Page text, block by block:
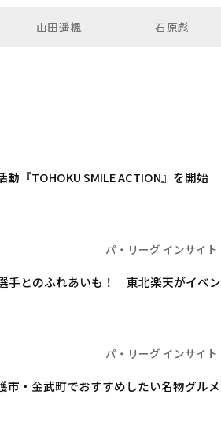
山田遥楓 石原彪
『TOHOKU SMILE ACTION』を開始
パ・リーグ インサイト
手とのふれあいも！ 東北楽天がイベン
パ・リーグ インサイト
・金武町でおすすめしたい名物グルメ